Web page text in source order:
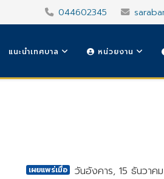
044602345
แนะนำเทศบาล หน่วยงาน
เผยแพร่เมื่อ วันอังคาร, 15 ธันวาค